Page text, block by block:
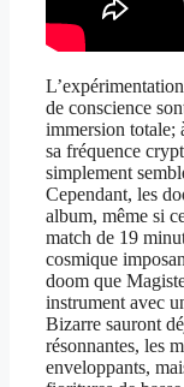
de conscience
immersion totale;
sa fréquence
simplement
Cependant, les
album, même si
match de 19
cosmique
doom que
instrument avec
Bizarre sauront
résonnantes, les
enveloppants,